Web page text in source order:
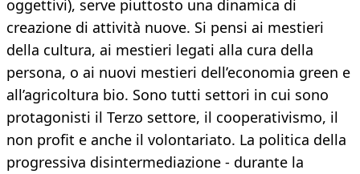
oggettivi), serve piuttosto una dinamica di
creazione di attività nuove. Si pensi ai mestieri
della cultura, ai mestieri legati alla cura della
persona, o ai nuovi mestieri dell’economia green e
all’agricoltura bio. Sono tutti settori in cui sono
protagonisti il Terzo settore, il cooperativismo, il
non profit e anche il volontariato. La politica della
progressiva disintermediazione - durante la